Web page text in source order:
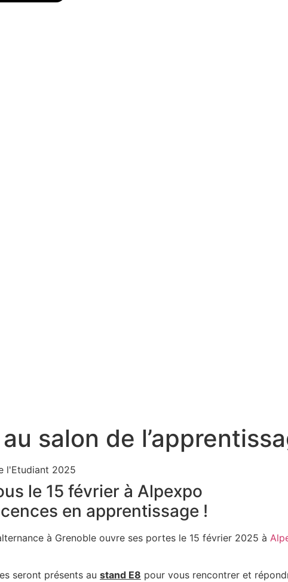
salon de
le 15 février à Alpexpo
en apprentissage !
à Grenoble ouvre ses portes le 15 février 2025 à
seront présents au stand E8 pour vous rencontrer et